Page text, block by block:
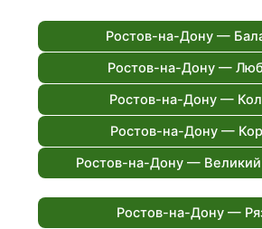
Ростов-на-Дону —
Ростов-на-Дону —
Ростов-на-Дону —
Ростов-на-Дону —
Ростов-на-Дону —
Ростов-на-Дону —